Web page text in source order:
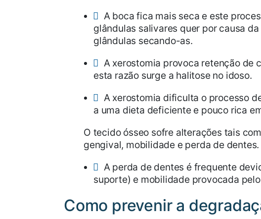
A boca fica mais seca e este
glândulas salivares quer por causa
glândulas secando-as.
A xerostomia provoca retenção de
esta razão surge a halitose no idoso.
A xerostomia dificulta o processo
a uma dieta deficiente e pouco rica
O tecido ósseo sofre alterações tais
gengival, mobilidade e perda de dentes.
A perda de dentes é frequente
suporte) e mobilidade provocada
Como prevenir a